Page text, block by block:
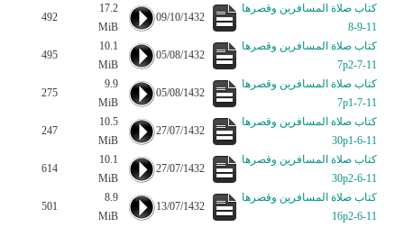
كتاب صلاة المسافرين وقصرها
11-9-8
09/10/1432
17.2
MiB
492
كتاب صلاة المسافرين وقصرها
11-7-7p2
05/08/1432
10.1
MiB
495
كتاب صلاة المسافرين وقصرها
11-7-7p1
05/08/1432
9.9
MiB
275
كتاب صلاة المسافرين وقصرها
11-6-30p1
27/07/1432
10.5
MiB
247
كتاب صلاة المسافرين وقصرها
11-6-30p2
27/07/1432
10.1
MiB
614
كتاب صلاة المسافرين وقصرها
11-6-16p2
13/07/1432
8.9
MiB
501